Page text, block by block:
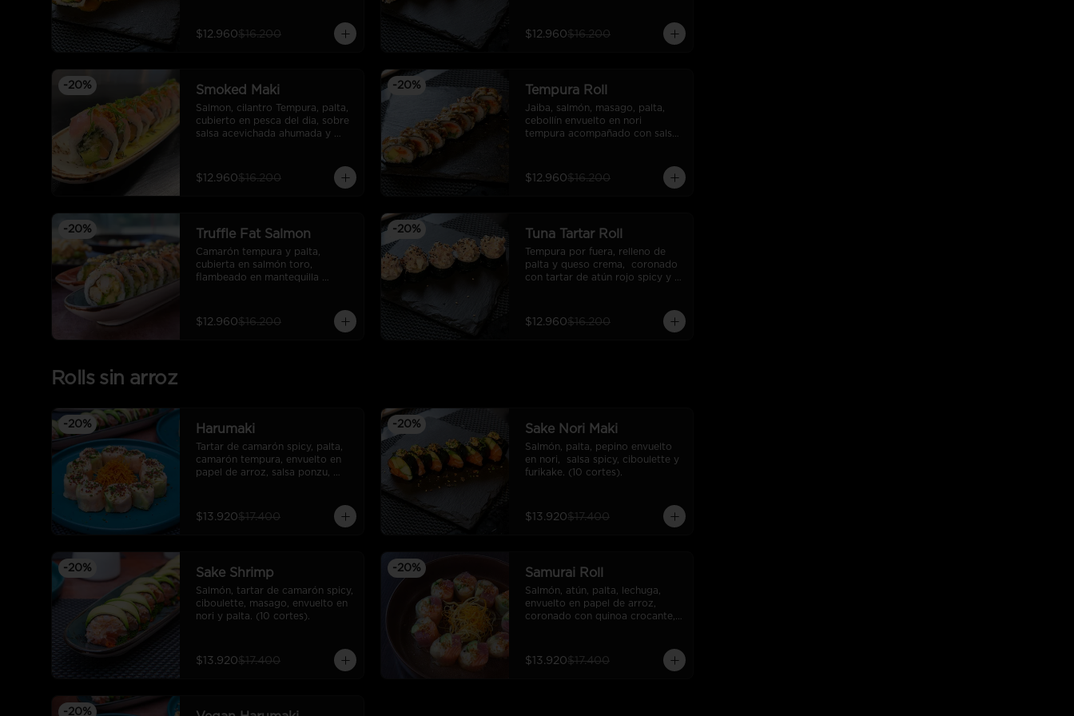
$12.960$16.200 $12.960$16.200
-20% Smoked Maki
Salmon, cilantro Tempura, palta,
cubierto en pesca del dia, sobre
salsa acevichada ahumada y
$12.960$16.200
-20% Tempura Roll
Jaiba, salmón, masago, palta,
cebollín envuelto en nori
tempura acompañado con salsa
$12.960$16.200
-20% Truffle Fat Salmon
Camarón tempura y palta,
cubierta en salmón toro,
flambeado en mantequilla
$12.960$16.200
-20% Tuna Tartar Roll
Tempura por fuera, relleno de
palta y queso crema,  coronado
con tartar de atún rojo spicy y
$12.960$16.200
Rolls sin arroz
-20% Harumaki
Tartar de camarón spicy, palta,
camarón tempura, envuelto en
papel de arroz, salsa ponzu,
$13.920$17.400
-20% Sake Nori Maki
Salmón, palta, pepino envuelto
en nori,  salsa spicy, ciboulette y
furikake. (10 cortes).
$13.920$17.400
-20% Sake Shrimp
Salmón, tartar de camarón spicy,
ciboulette, masago, envuelto en
nori y palta. (10 cortes).
$13.920$17.400
-20% Samurai Roll
Salmón, atún, palta, lechuga,
envuelto en papel de arroz,
coronado con quinoa crocante,
$13.920$17.400
-20%